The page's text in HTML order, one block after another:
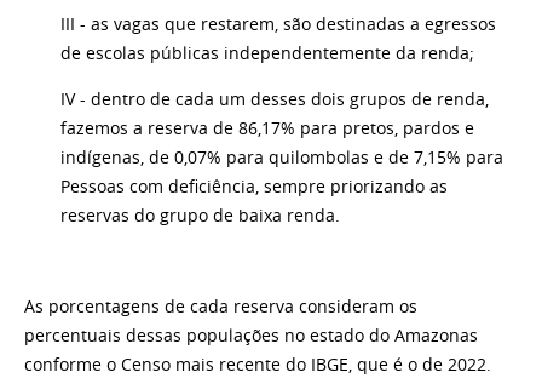
III - as vagas que restarem, são destinadas a egressos
de escolas públicas independentemente da renda;
IV - dentro de cada um desses dois grupos de renda,
fazemos a reserva de 86,17% para pretos, pardos e
indígenas, de 0,07% para quilombolas e de 7,15% para
Pessoas com deficiência, sempre priorizando as
reservas do grupo de baixa renda.
As porcentagens de cada reserva consideram os
percentuais dessas populações no estado do Amazonas
conforme o Censo mais recente do IBGE, que é o de 2022.